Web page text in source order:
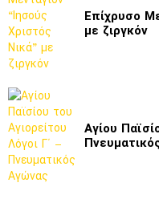
Επίχρυσο
με ζιργκόν
Αγίου